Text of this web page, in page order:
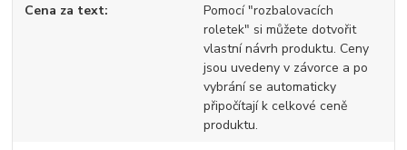
Cena za text
Pomocí "rozbalovacích
roletek" si můžete dotvořit
vlastní návrh produktu. Ceny
jsou uvedeny v závorce a po
vybrání se automaticky
připočítají k celkové ceně
produktu.